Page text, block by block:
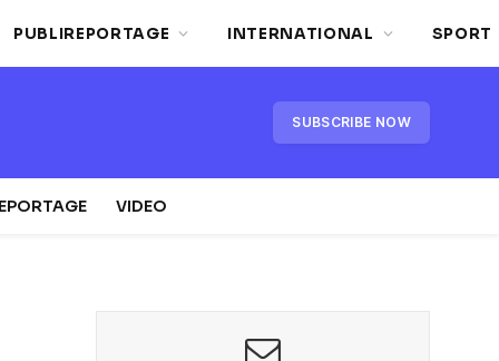
PUBLIREPORTAGE INTERNATIONAL SPORT
SUBSCRIBE NOW
VIDEO